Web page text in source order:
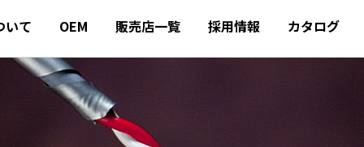
いて OEM 販売店一覧 採用情報 カタログ